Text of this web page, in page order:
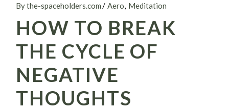
By the-spaceholders.com Aero Meditation
HOW TO BREAK
THE CYCLE OF
NEGATIVE
THOUGHTS